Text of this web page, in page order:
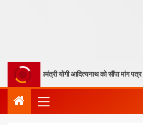
योगी आदित्यनाथ को सौंपा मांग पत्र